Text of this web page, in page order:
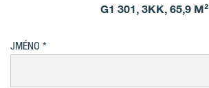
G1 301, 3KK, 65,9 M²
JMÉNO